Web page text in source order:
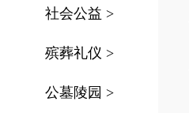
社会公益 >
殡葬礼仪 >
公墓陵园 >